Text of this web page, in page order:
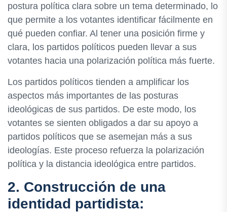
postura política clara sobre un tema determinado, lo
que permite a los votantes identificar fácilmente en
qué pueden confiar. Al tener una posición firme y
clara, los partidos políticos pueden llevar a sus
votantes hacia una polarización política más fuerte.
Los partidos políticos tienden a amplificar los
aspectos más importantes de las posturas
ideológicas de sus partidos. De este modo, los
votantes se sienten obligados a dar su apoyo a
partidos políticos que se asemejan más a sus
ideologías. Este proceso refuerza la polarización
política y la distancia ideológica entre partidos.
2. Construcción de una
identidad partidista: